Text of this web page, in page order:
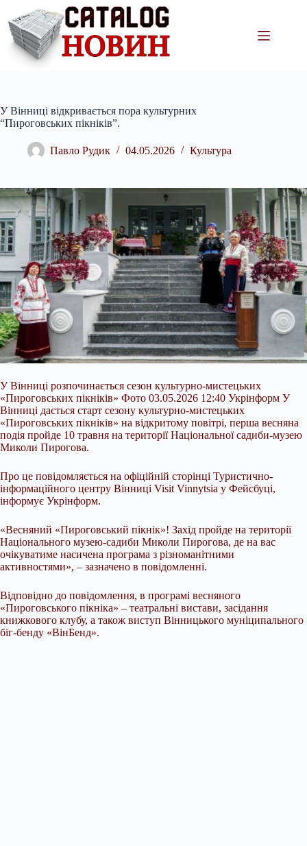
вмісту
У Вінниці відкривається пора культурних
“Пироговських пікніків”.
Павло Рудик 04.05.2026 Культура
У Вінниці розпочинається сезон культурно-мистецьких
«Пироговських пікніків» Фото 03.05.2026 12:40 Укрінформ У
Вінниці дається старт сезону культурно-мистецьких
«Пироговських пікніків» на відкритому повітрі, перша весняна
подія пройде 10 травня на території Національної садиби-музею
Миколи Пирогова.
Про це повідомляється на офіційній сторінці Туристично-
інформаційного центру Вінниці Visit Vinnytsia у Фейсбуці,
інформує Укрінформ.
«Весняний «Пироговський пікнік»! Захід пройде на території
Національного музею-садиби Миколи Пирогова, де на вас
очікуватиме насичена програма з різноманітними
активностями», – зазначено в повідомленні.
Відповідно до повідомлення, в програмі весняного
«Пироговського пікніка» – театральні вистави, засідання
книжкового клубу, а також виступ Вінницького муніципального
біг-бенду «ВінБенд».